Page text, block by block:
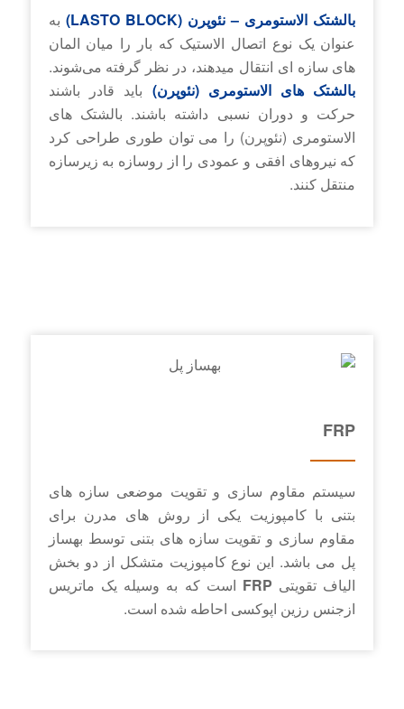
بالشتک­ الاستومری – نئوپرن (LASTO BLOCK)
به
عنوان یک نوع اتصال الاستیک که بار را میان المان
های سازه ای انتقال میدهند، در نظر گرفته می‌شوند.
بالشتک ­های الاستومری (نئوپرن) باید قادر باشند
حرکت و دوران نسبی داشته باشند. بالشتک های
الاستومری (نئوپرن) را می توان طوری طراحی کرد
که نیروهای افقی و عمودی را از روسازه به زیرسازه
منتقل کنند.
FRP
سیستم مقاوم­ سازی و تقویت موضعی سازه ­های
بتنی با کامپوزیت یکی از روش­ های مدرن برای
مقاوم سازی و تقویت سازه ­های بتنی توسط بهساز
پل می باشد. این نوع کامپوزیت متشکل از دو بخش
الیاف تقویتی FRP است که به ­وسیله یک ماتریس
ازجنس رزین اپوکسی احاطه شده است.